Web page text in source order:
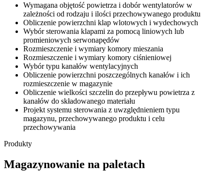
Wymagana objętość powietrza i dobór wentylatorów w
zależności od rodzaju i ilości przechowywanego produktu
Obliczenie powierzchni klap wlotowych i wydechowych
Wybór sterowania klapami za pomocą liniowych lub
promieniowych serwonapędów
Rozmieszczenie i wymiary komory mieszania
Rozmieszczenie i wymiary komory ciśnieniowej
Wybór typu kanałów wentylacyjnych
Obliczenie powierzchni poszczególnych kanałów i ich
rozmieszczenie w magazynie
Obliczenie wielkości szczelin do przepływu powietrza z
kanałów do składowanego materiału
Projekt systemu sterowania z uwzględnieniem typu
magazynu, przechowywanego produktu i celu
przechowywania
Produkty
Magazynowanie na paletach